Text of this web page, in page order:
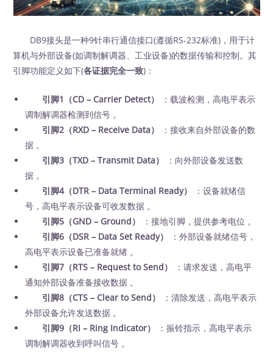
DB9接头是一种9针串行通信接口(遵循RS-232标准)，用于计
算机与外部设备(如调制解调器、工业设备)的数据传输和控制。其
引脚功能定义如下(各证据完全一致)：
引脚1（CD – Carrier Detect）
：载波检测，高电平表示
调制解调器检测到信号 。
引脚2（RXD – Receive Data）
：接收来自外部设备的数
据 。
引脚3（TXD – Transmit Data）
：向外部设备发送数
据 。
引脚4（DTR – Data Terminal Ready）
：设备就绪信
号，高电平表示设备可收发数据 。
引脚5（GND – Ground）
：接地引脚，提供参考电位 。
引脚6（DSR – Data Set Ready）
：外部设备就绪信号，
高电平表示设备已准备就绪 。
引脚7（RTS – Request to Send）
：请求发送，高电平
通知外部设备准备接收数据 。
引脚8（CTS – Clear to Send）
：清除发送，高电平表示
外部设备允许发送数据 。
引脚9（RI – Ring Indicator）
：振铃指示，高电平表示
调制解调器收到呼叫信号 。